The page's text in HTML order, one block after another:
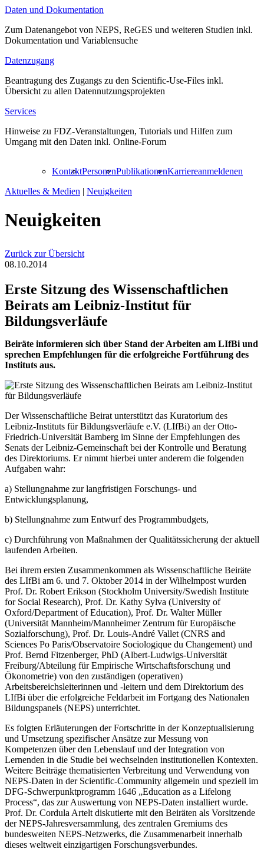
Daten und Dokumentation
Zum Datenangebot von NEPS, ReGES und weiteren Studien inkl.
Dokumentation und Variablensuche
Datenzugang
Beantragung des Zugangs zu den Scientific-Use-Files inkl.
Übersicht zu allen Datennutzungsprojekten
Services
Hinweise zu FDZ-Veranstaltungen, Tutorials und Hilfen zum
Umgang mit den Daten inkl. Online-Forum
KontaktPersonenPublikationenKarriereanmeldenen
Aktuelles & Medien | Neuigkeiten
Neuigkeiten
Zurück zur Übersicht
08.10.2014
Erste Sitzung des Wissenschaftlichen
Beirats am Leibniz-Institut für
Bildungsverläufe
Beiräte informieren sich über Stand der Arbeiten am LIfBi und
sprechen Empfehlungen für die erfolgreiche Fortführung des
Instituts aus.
Der Wissenschaftliche Beirat unterstützt das Kuratorium des
Leibniz-Instituts für Bildungsverläufe e.V. (LIfBi) an der Otto-
Friedrich-Universität Bamberg im Sinne der Empfehlungen des
Senats der Leibniz-Gemeinschaft bei der Kontrolle und Beratung
des Direktoriums. Er nimmt hierbei unter anderem die folgenden
Aufgaben wahr:
a) Stellungnahme zur langfristigen Forschungs- und
Entwicklungsplanung,
b) Stellungnahme zum Entwurf des Programmbudgets,
c) Durchführung von Maßnahmen der Qualitätssicherung der aktuell
laufenden Arbeiten.
Bei ihrem ersten Zusammenkommen als Wissenschaftliche Beiräte
des LIfBi am 6. und 7. Oktober 2014 in der Wilhelmpost wurden
Prof. Dr. Robert Erikson (Stockholm University/Swedish Institute
for Social Research), Prof. Dr. Kathy Sylva (University of
Oxford/Department of Education), Prof. Dr. Walter Müller
(Universität Mannheim/Mannheimer Zentrum für Europäische
Sozialforschung), Prof. Dr. Louis-André Vallet (CNRS and
Sciences Po Paris/Observatoire Sociologique du Changement) und
Prof. Bernd Fitzenberger, PhD (Albert-Ludwigs-Universität
Freiburg/Abteilung für Empirische Wirtschaftsforschung und
Ökonometrie) von den zuständigen (operativen)
Arbeitsbereichsleiterinnen und -leitern und dem Direktorium des
LIfBi über die erfolgreiche Feldarbeit im Fortgang des Nationalen
Bildungspanels (NEPS) unterrichtet.
Es folgten Erläuterungen der Fortschritte in der Konzeptualisierung
und Umsetzung spezifischer Ansätze zur Messung von
Kompetenzen über den Lebenslauf und der Integration von
Lernenden in die Studie bei wechselnden institutionellen Kontexten.
Weitere Beiträge thematisierten Verbreitung und Verwendung von
NEPS-Daten in der Scientific-Community allgemein und speziell im
DFG-Schwerpunktprogramm 1646 „Education as a Lifelong
Process“, das zur Auswertung von NEPS-Daten installiert wurde.
Prof. Dr. Cordula Artelt diskutierte mit den Beiräten als Vorsitzende
der NEPS-Jahresversammlung, des zentralen Gremiums des
bundesweiten NEPS-Netzwerks, die Zusammenarbeit innerhalb
dieses weltweit einzigartigen Forschungsverbundes.